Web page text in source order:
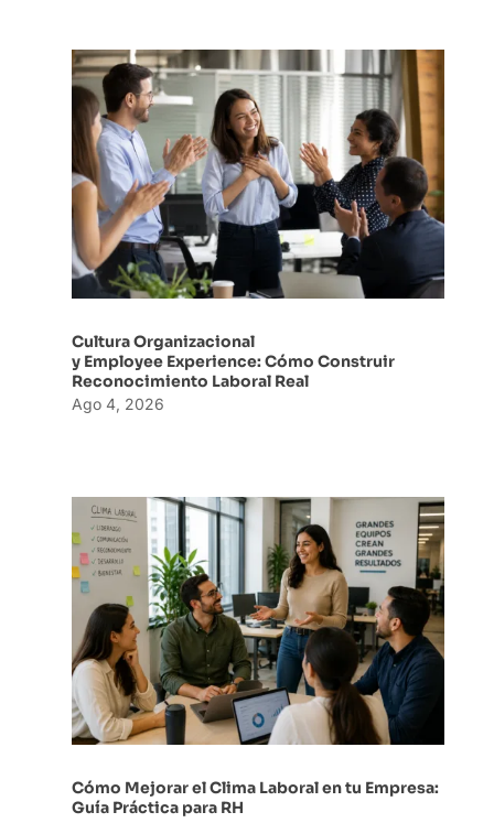
Cultura Organizacional
y Employee Experience: Cómo Construir
Reconocimiento Laboral Real
Ago 4, 2026
Cómo Mejorar el Clima Laboral en tu Empresa:
Guía Práctica para RH